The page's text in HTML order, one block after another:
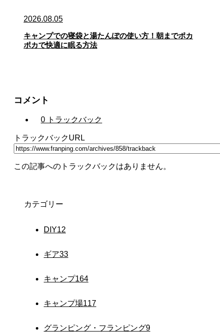
2026.08.05
キャンプでの寝袋と湯たんぽの使い方！朝までポカ
ポカで快適に眠る方法
コメント
0 トラックバック
トラックバックURL
この記事へのトラックバックはありません。
カテゴリー
DIY12
ギア33
キャンプ164
キャンプ場117
グランピング・フランピング9